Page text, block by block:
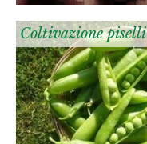
Coltivazione piselli